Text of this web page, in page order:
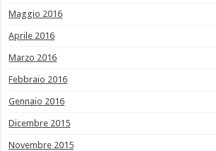
Maggio 2016
Aprile 2016
Marzo 2016
Febbraio 2016
Gennaio 2016
Dicembre 2015
Novembre 2015